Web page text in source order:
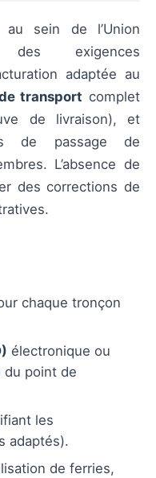
au sein de l’Union
des exigences
adaptée au
transport complet
de livraison), et
de passage de
L’absence de
des corrections de
chaque tronçon
électronique ou
du point de
les
adaptés).
de ferries,